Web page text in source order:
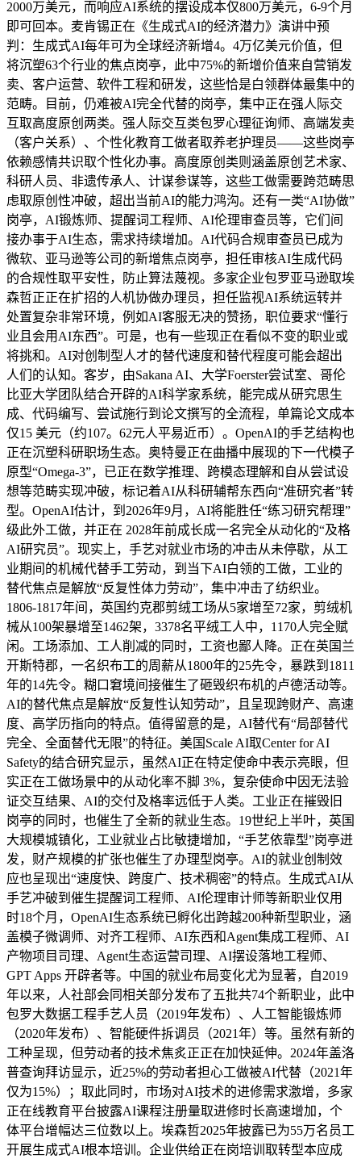
2000万美元，而响应AI系统的摆设成本仅800万美元，6-9个月
即可回本。麦肯锡正在《生成式AI的经济潜力》演讲中预
判：生成式AI每年可为全球经济新增4。4万亿美元价值，但
将沉塑63个行业的焦点岗亭，此中75%的新增价值来自营销发
卖、客户运营、软件工程和研发，这些恰是白领群体最集中的
范畴。目前，仍难被AI完全代替的岗亭，集中正在强人际交
互取高度原创两类。强人际交互类包罗心理征询师、高端发卖
（客户关系）、个性化教育工做者取养老护理员——这些岗亭
依赖感情共识取个性化办事。高度原创类则涵盖原创艺术家、
科研人员、非遗传承人、计谋参谋等，这些工做需要跨范畴思
虑取原创性冲破，超出当前AI的能力鸿沟。还有一类“AI协做”
岗亭，AI锻炼师、提醒词工程师、AI伦理审查员等，它们间
接办事于AI生态，需求持续增加。AI代码合规审查员已成为
微软、亚马逊等公司的新增焦点岗亭，担任审核AI生成代码
的合规性取平安性，防止算法蔑视。多家企业包罗亚马逊取埃
森哲正正在扩招的人机协做办理员，担任监视AI系统运转并
处置复杂非常环境，例如AI客服无决的赞扬，职位要求“懂行
业且会用AI东西”。可是，也有一些现正在看似不变的职业或
将挑和。AI对创制型人才的替代速度和替代程度可能会超出
人们的认知。客岁，由Sakana AI、大学Foerster尝试室、哥伦
比亚大学团队结合开辟的AI科学家系统，能完成从研究思生
成、代码编写、尝试施行到论文撰写的全流程，单篇论文成本
仅15 美元（约107。62元人平易近币）。OpenAI的手艺结构也
正在沉塑科研职场生态。奥特曼正在曲播中展现的下一代模子
原型“Omega-3”，已正在数学推理、跨模态理解和自从尝试设
想等范畴实现冲破，标记着AI从科研辅帮东西向“准研究者”转
型。OpenAI估计，到2026年9月，AI将能胜任“练习研究帮理”
级此外工做，并正在 2028年前成长成一名完全从动化的“及格
AI研究员”。现实上，手艺对就业市场的冲击从未停歇，从工
业期间的机械代替手工劳动，到当下AI白领的工做，工业的
替代焦点是解放“反复性体力劳动”，集中冲击了纺织业。
1806-1817年间，英国约克郡剪绒工场从5家增至72家，剪绒机
械从100架暴增至1462架，3378名平绒工人中，1170人完全赋
闲。工场添加、工人削减的同时，工资也鄙人降。正在英国兰
开斯特郡，一名织布工的周薪从1800年的25先令，暴跌到1811
年的14先令。糊口窘境间接催生了砸毁织布机的卢德活动等。
AI的替代焦点是解放“反复性认知劳动”，且呈现跨财产、高速
度、高学历指向的特点。值得留意的是，AI替代有“局部替代
完全、全面替代无限”的特征。美国Scale AI取Center for AI
Safety的结合研究显示，虽然AI正在特定使命中表示亮眼，但
实正在工做场景中的从动化率不脚 3%，复杂使命中因无法验
证交互结果、AI的交付及格率远低于人类。工业正在摧毁旧
岗亭的同时，也催生了全新的就业生态。19世纪上半叶，英国
大规模城镇化，工业就业占比敏捷增加，“手艺依靠型”岗亭迸
发，财产规模的扩张也催生了办理型岗亭。AI的就业创制效
应也呈现出“速度快、跨度广、技术稠密”的特点。生成式AI从
手艺冲破到催生提醒词工程师、AI伦理审计师等新职业仅用
时18个月，OpenAI生态系统已孵化出跨越200种新型职业，涵
盖模子微调师、对齐工程师、AI东西和Agent集成工程师、AI
产物项目司理、Agent生态运营司理、AI摆设落地工程师、
GPT Apps 开辟者等。中国的就业布局变化尤为显著，自2019
年以来，人社部会同相关部分发布了五批共74个新职业，此中
包罗大数据工程手艺人员（2019年发布）、人工智能锻炼师
（2020年发布）、智能硬件拆调员（2021年）等。虽然有新的
工种呈现，但劳动者的技术焦炙正正在加快延伸。2024年盖洛
普查询拜访显示，近25%的劳动者担心工做被AI代替（2021年
仅为15%）；取此同时，市场对AI技术的进修需求激增，多家
正在线教育平台披露AI课程注册量取进修时长高速增加，个
体平台增幅达三位数以上。埃森哲2025年披露已为55万名员工
开展生成式AI根本培训。企业供给正在岗培训取转型本应成